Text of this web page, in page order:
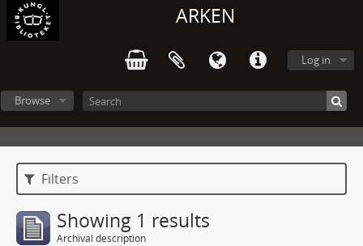
ARKEN
Log in
Browse
Filters
Showing 1 results
Archival description